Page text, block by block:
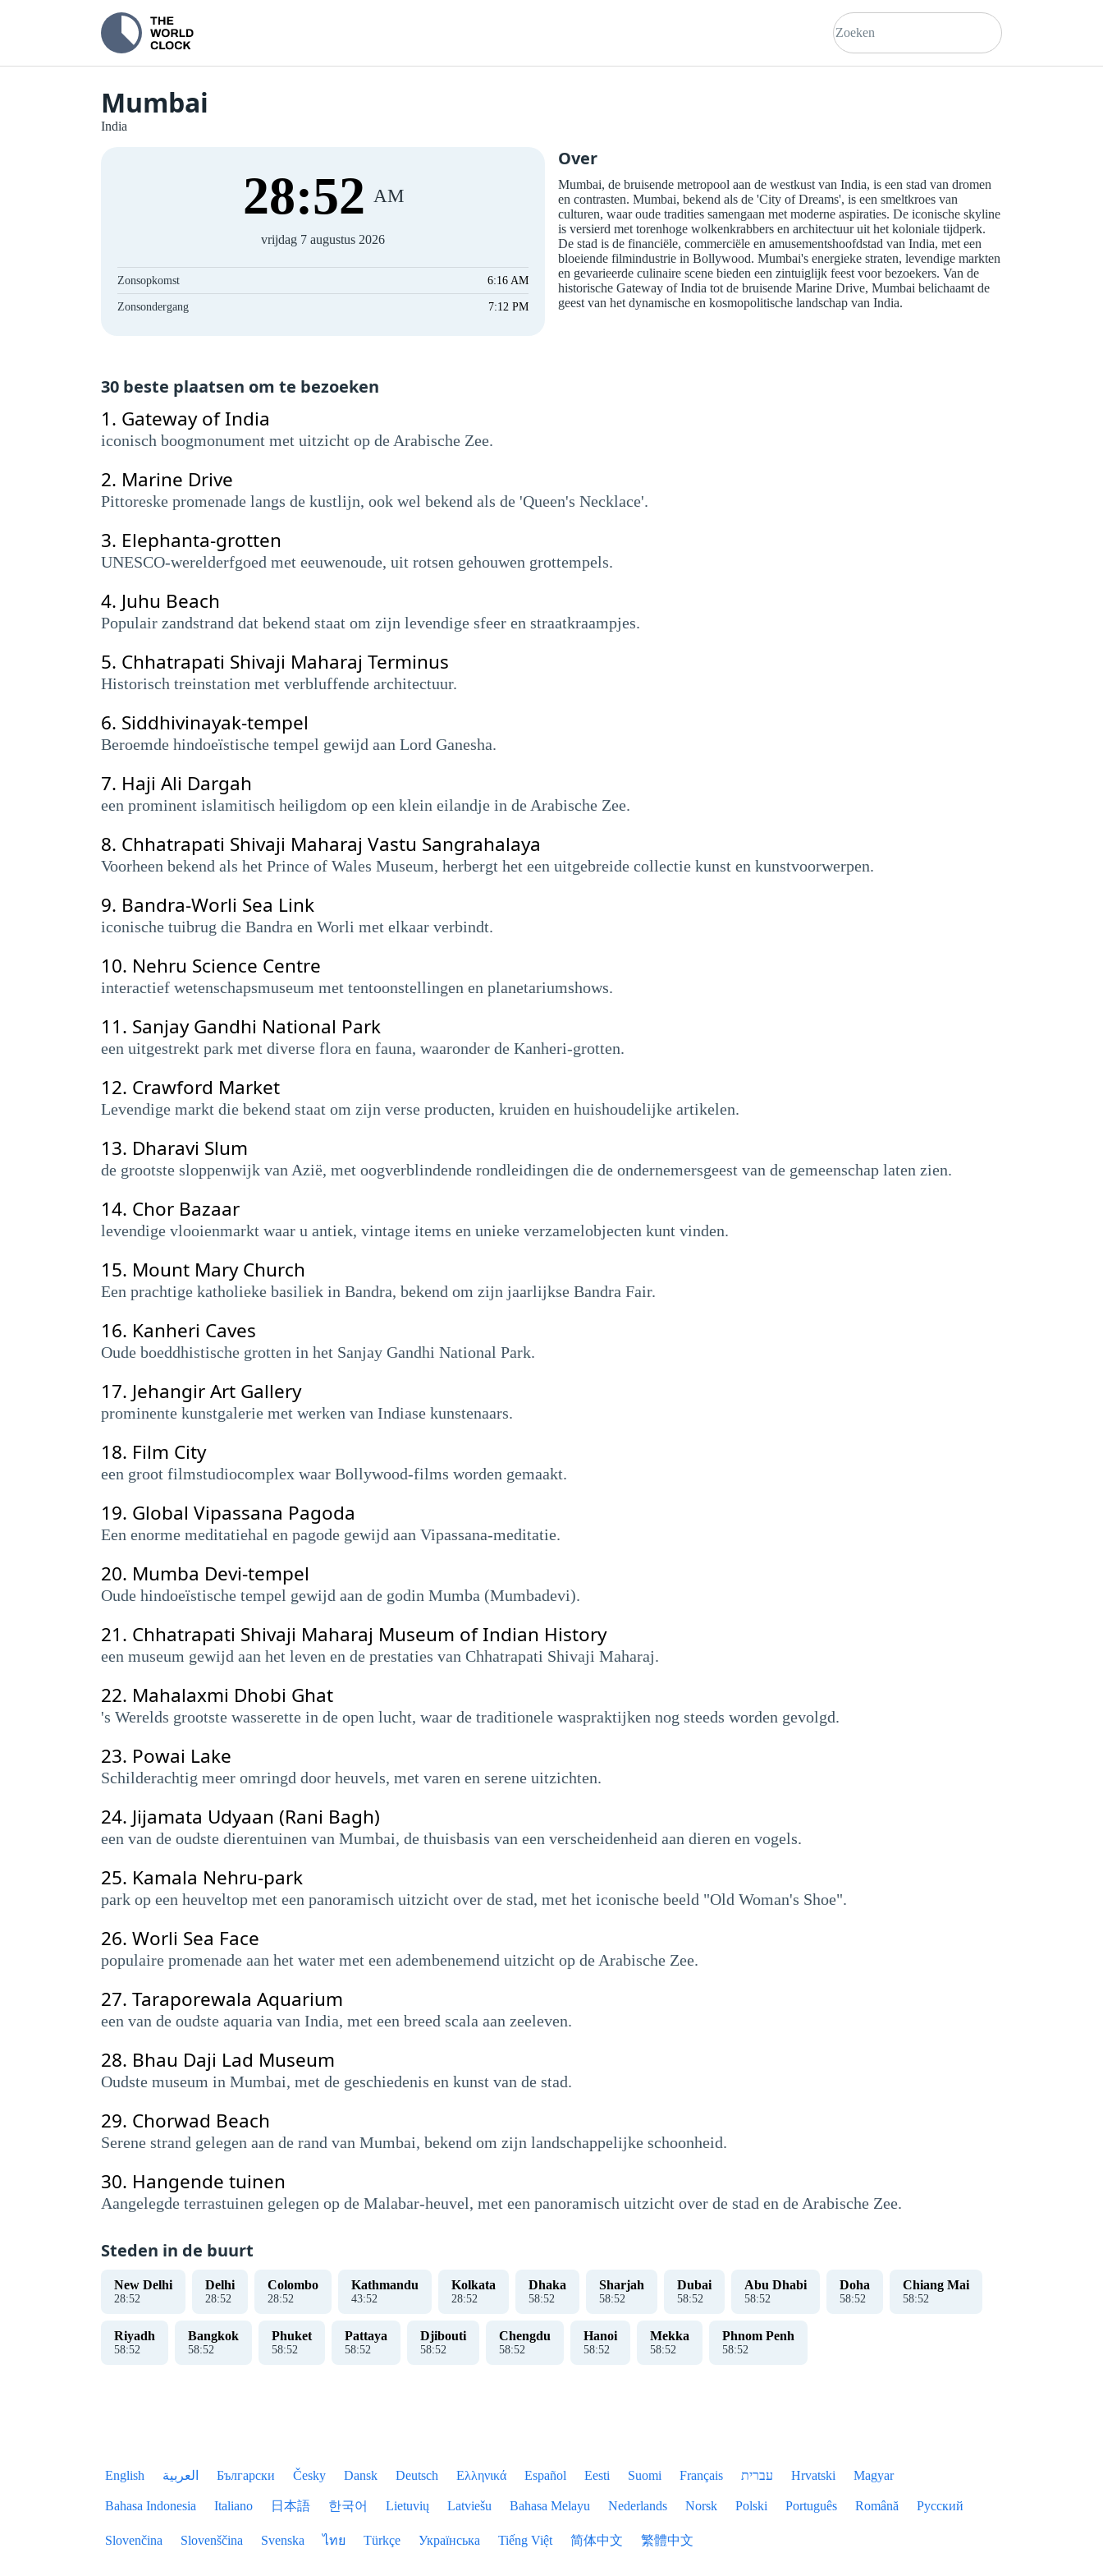
Mumbai
India
28:52 AM
vrijdag 7 augustus 2026
Zonsopkomst 6:16 AM
Zonsondergang 7:12 PM
Over
Mumbai, de bruisende metropool aan de westkust van India, is een stad van dromen
en contrasten. Mumbai, bekend als de 'City of Dreams', is een smeltkroes van
culturen, waar oude tradities samengaan met moderne aspiraties. De iconische skyline
is versierd met torenhoge wolkenkrabbers en architectuur uit het koloniale tijdperk.
De stad is de financiële, commerciële en amusementshoofdstad van India, met een
bloeiende filmindustrie in Bollywood. Mumbai's energieke straten, levendige markten
en gevarieerde culinaire scene bieden een zintuiglijk feest voor bezoekers. Van de
historische Gateway of India tot de bruisende Marine Drive, Mumbai belichaamt de
geest van het dynamische en kosmopolitische landschap van India.
30 beste plaatsen om te bezoeken
1. Gateway of India
iconisch boogmonument met uitzicht op de Arabische Zee.
2. Marine Drive
Pittoreske promenade langs de kustlijn, ook wel bekend als de 'Queen's Necklace'.
3. Elephanta-grotten
UNESCO-werelderfgoed met eeuwenoude, uit rotsen gehouwen grottempels.
4. Juhu Beach
Populair zandstrand dat bekend staat om zijn levendige sfeer en straatkraampjes.
5. Chhatrapati Shivaji Maharaj Terminus
Historisch treinstation met verbluffende architectuur.
6. Siddhivinayak-tempel
Beroemde hindoeïstische tempel gewijd aan Lord Ganesha.
7. Haji Ali Dargah
een prominent islamitisch heiligdom op een klein eilandje in de Arabische Zee.
8. Chhatrapati Shivaji Maharaj Vastu Sangrahalaya
Voorheen bekend als het Prince of Wales Museum, herbergt het een uitgebreide collectie kunst en kunstvoorwerpen.
9. Bandra-Worli Sea Link
iconische tuibrug die Bandra en Worli met elkaar verbindt.
10. Nehru Science Centre
interactief wetenschapsmuseum met tentoonstellingen en planetariumshows.
11. Sanjay Gandhi National Park
een uitgestrekt park met diverse flora en fauna, waaronder de Kanheri-grotten.
12. Crawford Market
Levendige markt die bekend staat om zijn verse producten, kruiden en huishoudelijke artikelen.
13. Dharavi Slum
de grootste sloppenwijk van Azië, met oogverblindende rondleidingen die de ondernemersgeest van de gemeenschap laten zien.
14. Chor Bazaar
levendige vlooienmarkt waar u antiek, vintage items en unieke verzamelobjecten kunt vinden.
15. Mount Mary Church
Een prachtige katholieke basiliek in Bandra, bekend om zijn jaarlijkse Bandra Fair.
16. Kanheri Caves
Oude boeddhistische grotten in het Sanjay Gandhi National Park.
17. Jehangir Art Gallery
prominente kunstgalerie met werken van Indiase kunstenaars.
18. Film City
een groot filmstudiocomplex waar Bollywood-films worden gemaakt.
19. Global Vipassana Pagoda
Een enorme meditatiehal en pagode gewijd aan Vipassana-meditatie.
20. Mumba Devi-tempel
Oude hindoeïstische tempel gewijd aan de godin Mumba (Mumbadevi).
21. Chhatrapati Shivaji Maharaj Museum of Indian History
een museum gewijd aan het leven en de prestaties van Chhatrapati Shivaji Maharaj.
22. Mahalaxmi Dhobi Ghat
's Werelds grootste wasserette in de open lucht, waar de traditionele waspraktijken nog steeds worden gevolgd.
23. Powai Lake
Schilderachtig meer omringd door heuvels, met varen en serene uitzichten.
24. Jijamata Udyaan (Rani Bagh)
een van de oudste dierentuinen van Mumbai, de thuisbasis van een verscheidenheid aan dieren en vogels.
25. Kamala Nehru-park
park op een heuveltop met een panoramisch uitzicht over de stad, met het iconische beeld "Old Woman's Shoe".
26. Worli Sea Face
populaire promenade aan het water met een adembenemend uitzicht op de Arabische Zee.
27. Taraporewala Aquarium
een van de oudste aquaria van India, met een breed scala aan zeeleven.
28. Bhau Daji Lad Museum
Oudste museum in Mumbai, met de geschiedenis en kunst van de stad.
29. Chorwad Beach
Serene strand gelegen aan de rand van Mumbai, bekend om zijn landschappelijke schoonheid.
30. Hangende tuinen
Aangelegde terrastuinen gelegen op de Malabar-heuvel, met een panoramisch uitzicht over de stad en de Arabische Zee.
Steden in de buurt
New Delhi
28:52
Delhi
28:52
Colombo
28:52
Kathmandu
43:52
Kolkata
28:52
Dhaka
58:52
Sharjah
58:52
Dubai
58:52
Abu Dhabi
58:52
Doha
58:52
Chiang Mai
58:52
Riyadh
58:52
Bangkok
58:52
Phuket
58:52
Pattaya
58:52
Djibouti
58:52
Chengdu
58:52
Hanoi
58:52
Mekka
58:52
Phnom Penh
58:52
English العربية Български Česky Dansk Deutsch Ελληνικά Español Eesti Suomi Français עברית Hrvatski Magyar
Bahasa Indonesia Italiano 日本語 한국어 Lietuvių Latviešu Bahasa Melayu Nederlands Norsk Polski Português Română Русский
Slovenčina Slovenščina Svenska ไทย Türkçe Українська Tiếng Việt 简体中文 繁體中文